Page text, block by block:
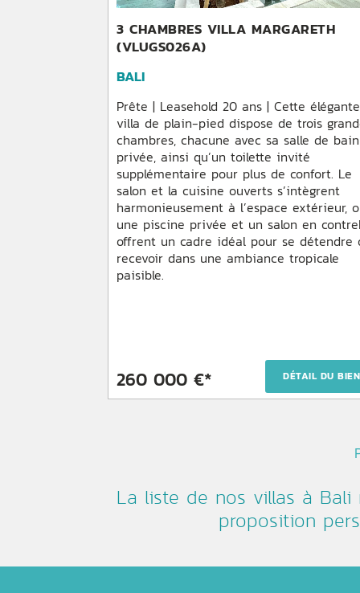
3 CHAMBRES VILLA MARGARETH
(VLUGS026A)
BALI
Prête | Leasehold 20 ans | Cette élégante
villa de plain-pied dispose de trois
chambres, chacune avec sa salle de bain
privée, ainsi qu’un toilette invité
supplémentaire pour plus de confort. Le
salon et la cuisine ouverts s’intègrent
harmonieusement à l’espace extérieur,
une piscine privée et un salon en
offrent un cadre idéal pour se détendre
recevoir dans une ambiance tropicale
paisible.
260 000 €* DÉTAIL DU BIEN
La liste de nos villas à Bali
proposition